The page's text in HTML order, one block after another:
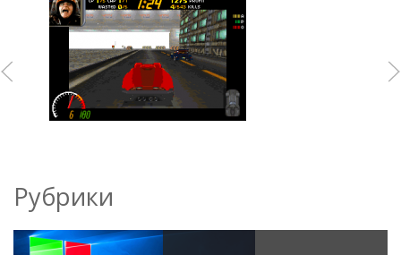
Рубрики